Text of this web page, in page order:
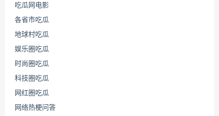
吃瓜网电影
各省市吃瓜
地球村吃瓜
娱乐圈吃瓜
时尚圈吃瓜
科技圈吃瓜
网红圈吃瓜
网络热梗问答